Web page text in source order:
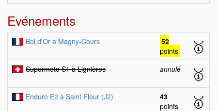
Evénements
Bol d'Or à Magny-Cours
52
points
🥇
Supermoto S1 à Lignières annulé 🥇
Enduro E2 à Saint Flour (J2)
43
points
🥇